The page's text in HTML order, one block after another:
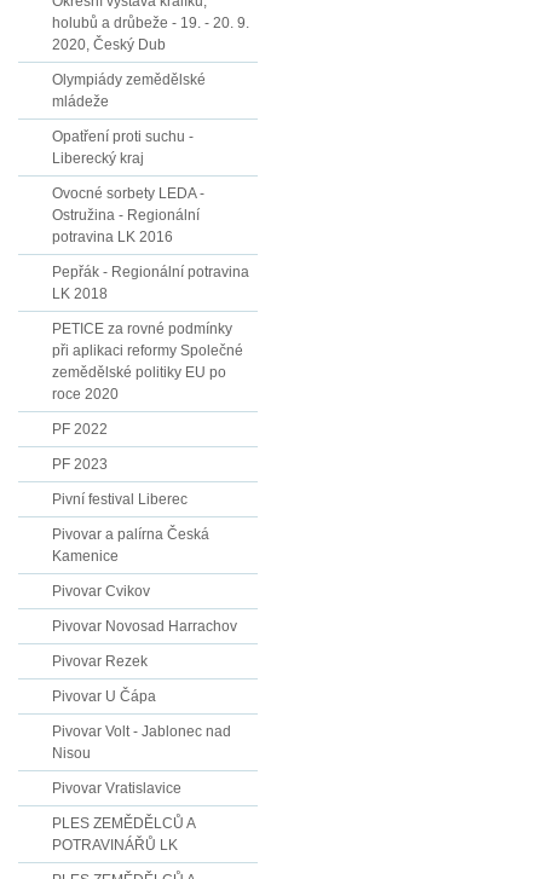
holubů a drůbeže - 19. - 20. 9.
2020, Český Dub
Olympiády zemědělské
mládeže
Opatření proti suchu -
Liberecký kraj
Ovocné sorbety LEDA -
Ostružina - Regionální
potravina LK 2016
Pepřák - Regionální potravina
LK 2018
PETICE za rovné podmínky
při aplikaci reformy Společné
zemědělské politiky EU po
roce 2020
PF 2022
PF 2023
Pivní festival Liberec
Pivovar a palírna Česká
Kamenice
Pivovar Cvikov
Pivovar Novosad Harrachov
Pivovar Rezek
Pivovar U Čápa
Pivovar Volt - Jablonec nad
Nisou
Pivovar Vratislavice
PLES ZEMĚDĚLCŮ A
POTRAVINÁŘŮ LK